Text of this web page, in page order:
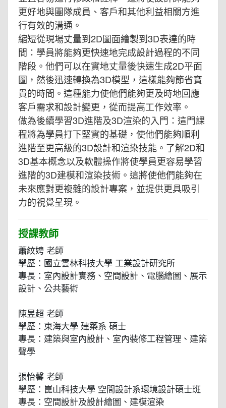
更好地與團隊成員、客戶和其他利益相關方進
行有效的溝通。
縮短從現場丈量到2D圖面繪製到3D表達的時
間：學員將能夠更快速地完成設計過程的不同
階段。他們可以在實地丈量後快速生成2D平面
圖，然後迅速轉換為3D模型，這樣能夠節省寶
貴的時間。這種能力使他們能夠更及時地回應
客戶需求和設計變更，從而提高工作效率。
做為後續學習3D進階及3D渲染的入門：這門課
程將為學員打下堅實的基礎，使他們能夠順利
進階至更高級的3D設計和渲染技能。了解2D和
3D基本概念以及軟體操作將使學員更容易學習
進階的3D建模和渲染技術。這將使他們能夠在
未來應對更複雜的設計專案，並提供更具吸引
力的視覺呈現。
授課教師
蕭紋娉 老師
學歷：國立雲林科技大學 工業設計研究所
專長：室內設計實務、空間設計、電腦繪圖、展示
設計、公共藝術
陳昱超 老師
學歷：東海大學 建築系 碩士
專長：建築與室內設計、室內裝修工程管理、建築
聲學
張怡馨 老師
學歷：崑山科技大學 空間設計系環境設計碩士班
專長：空間設計及設計繪圖、建模渲染